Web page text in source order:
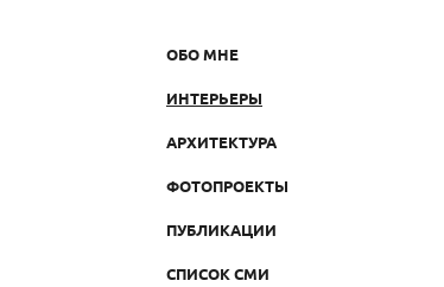
ОБО МНЕ
ИНТЕРЬЕРЫ
АРХИТЕКТУРА
ФОТОПРОЕКТЫ
ПУБЛИКАЦИИ
СПИСОК СМИ